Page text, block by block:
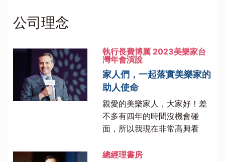
公司理念
執行長費博厲 2023美樂家台
灣年會演說
家人們，一起落實美樂家的
助人使命
親愛的美樂家人，大家好！差
不多有四年的時間沒機會碰
面，所以我現在非常高興看
總經理書房